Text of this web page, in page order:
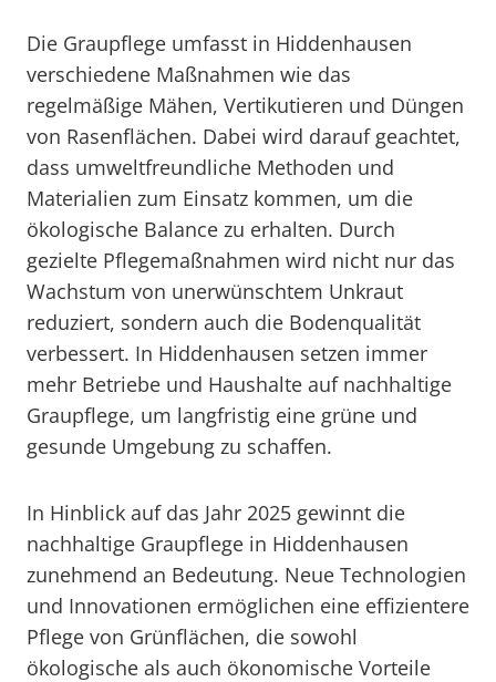
Die Graupflege umfasst in Hiddenhausen
verschiedene Maßnahmen wie das
regelmäßige Mähen, Vertikutieren und Düngen
von Rasenflächen. Dabei wird darauf geachtet,
dass umweltfreundliche Methoden und
Materialien zum Einsatz kommen, um die
ökologische Balance zu erhalten. Durch
gezielte Pflegemaßnahmen wird nicht nur das
Wachstum von unerwünschtem Unkraut
reduziert, sondern auch die Bodenqualität
verbessert. In Hiddenhausen setzen immer
mehr Betriebe und Haushalte auf nachhaltige
Graupflege, um langfristig eine grüne und
gesunde Umgebung zu schaffen.
In Hinblick auf das Jahr 2025 gewinnt die
nachhaltige Graupflege in Hiddenhausen
zunehmend an Bedeutung. Neue Technologien
und Innovationen ermöglichen eine effizientere
Pflege von Grünflächen, die sowohl
ökologische als auch ökonomische Vorteile